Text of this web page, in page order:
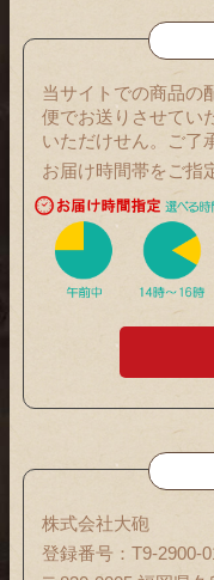
当サイトでの商品の
便でお送りさせてい
いただけせん。ご了
お届け時間帯をご指
株式会社大砲
登録番号：T9-2900-